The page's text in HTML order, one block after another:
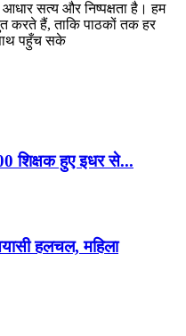
सत्य और निष्पक्षता है। हम
करते हैं, ताकि पाठकों तक हर
साथ पहुँच सके
शिक्षक हुए इधर से...
हलचल, महिला